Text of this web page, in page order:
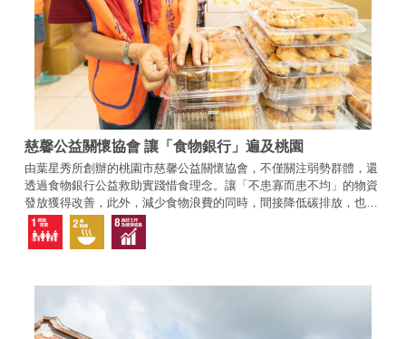
慈馨公益關懷協會 讓「食物銀行」遍及桃園
由葉星秀所創辦的桃園市慈馨公益關懷協會，不僅關注弱勢群體，還
透過食物銀行公益救助實踐惜食理念。讓「不患寡而患不均」的物資
發放獲得改善，此外，減少食物浪費的同時，間接降低碳排放，也為
全球暖化問題盡一份心力。